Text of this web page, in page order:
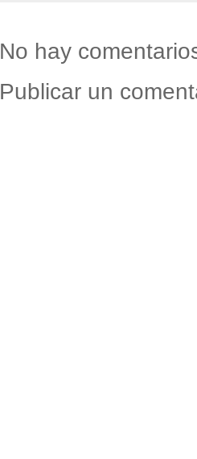
No hay
Publicar un